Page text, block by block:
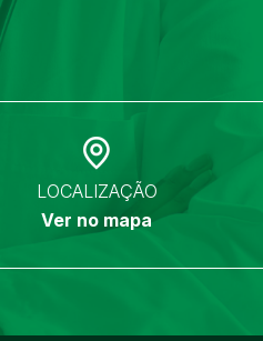
LOCALIZAÇÃO
Ver no mapa